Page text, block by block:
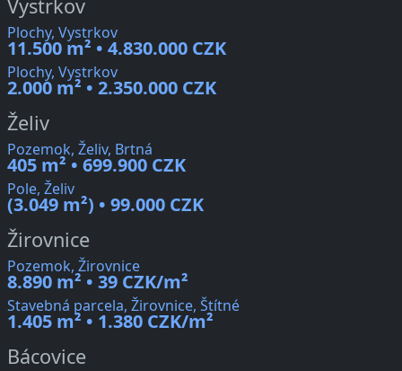
Vystrkov
Plochy, Vystrkov
11.500 m² • 4.830.000 CZK
Plochy, Vystrkov
2.000 m² • 2.350.000 CZK
Želiv
Pozemok, Želiv, Brtná
405 m² • 699.900 CZK
Pole, Želiv
(3.049 m²) • 99.000 CZK
Žirovnice
Pozemok, Žirovnice
8.890 m² • 39 CZK/m²
Stavebná parcela, Žirovnice, Štítné
1.405 m² • 1.380 CZK/m²
Bácovice